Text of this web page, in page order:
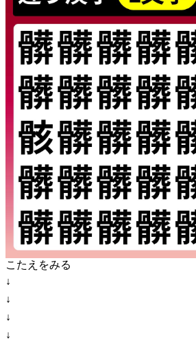
こたえをみる
↓
↓
↓
↓